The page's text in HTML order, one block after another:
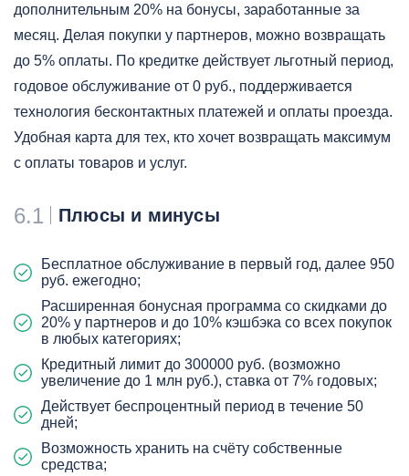
дополнительным 20% на бонусы, заработанные за
месяц. Делая покупки у партнеров, можно возвращать
до 5% оплаты. По кредитке действует льготный период,
годовое обслуживание от 0 руб., поддерживается
технология бесконтактных платежей и оплаты проезда.
Удобная карта для тех, кто хочет возвращать максимум
с оплаты товаров и услуг.
6.1 Плюсы и минусы
Бесплатное обслуживание в первый год, далее 950
руб. ежегодно;
Расширенная бонусная программа со скидками до
20% у партнеров и до 10% кэшбэка со всех покупок
в любых категориях;
Кредитный лимит до 300000 руб. (возможно
увеличение до 1 млн руб.), ставка от 7% годовых;
Действует беспроцентный период в течение 50
дней;
Возможность хранить на счёту собственные
средства;